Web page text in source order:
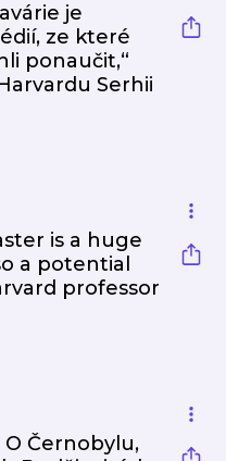
je
ze které
ponaučit,“
Serhii
is a huge
a potential
professor
O Černobylu,